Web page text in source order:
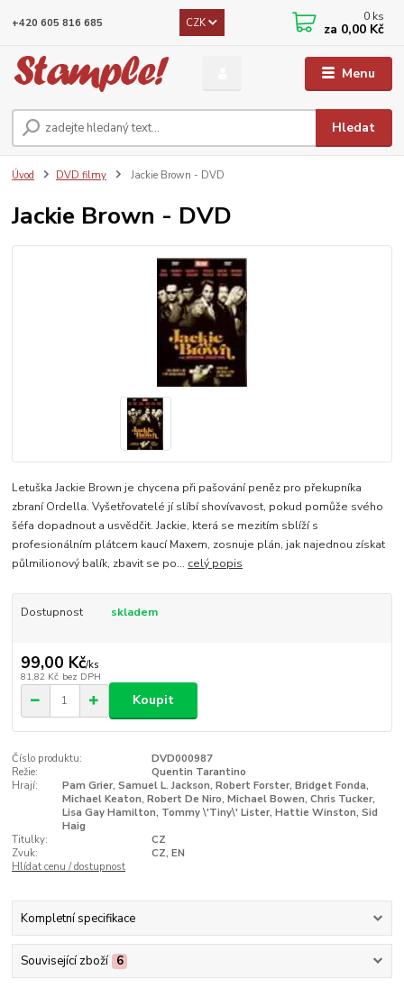
Menu
CZK
Hledat
+420 605 816 685 0 ks
za 0,00 Kč
Úvod DVD filmy Jackie Brown - DVD
Jackie Brown - DVD
Letuška Jackie Brown je chycena při pašování peněz pro překupníka
zbraní Ordella. Vyšetřovatelé jí slíbí shovívavost, pokud pomůže svého
šéfa dopadnout a usvědčit. Jackie, která se mezitím sblíží s
profesionálním plátcem kaucí Maxem, zosnuje plán, jak najednou získat
půlmilionový balík, zbavit se po... celý popis
Dostupnost skladem
99,00 Kč/ks
81,82 Kč bez DPH
Koupit
Číslo produktu:
DVD000987
Režie:
Quentin Tarantino
Hrají:
Pam Grier, Samuel L. Jackson, Robert Forster, Bridget Fonda,
Michael Keaton, Robert De Niro, Michael Bowen, Chris Tucker,
Lisa Gay Hamilton, Tommy \'Tiny\' Lister, Hattie Winston, Sid
Haig
Titulky:
CZ
Zvuk:
CZ, EN
Hlídat cenu / dostupnost
Kompletní specifikace
Související zboží 6